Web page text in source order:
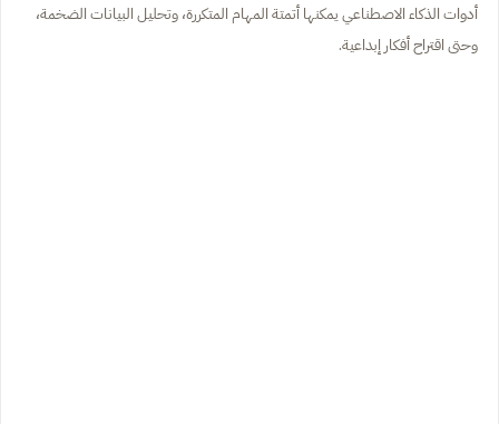
أدوات الذكاء الاصطناعي يمكنها أتمتة المهام المتكررة، وتحليل البيانات الضخمة،
وحتى اقتراح أفكار إبداعية.